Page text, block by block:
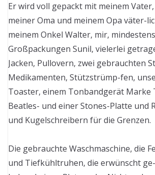
Er wird voll gepackt mit meinem
meiner Oma und meinem Opa väter-
meinem Onkel Walter, mir,
Großpackungen Sunil, vielerlei
Jacken, Pullovern, zwei gebrauchten
Medikamenten, Stützstrümp-fen,
Toaster, einem Tonbandgerät Marke
Beatles- und einer Stones-Platte und
und Kugelschreibern für die Grenzen.
Die gebrauchte Waschmaschine, die
und Tiefkühltruhen, die erwünscht